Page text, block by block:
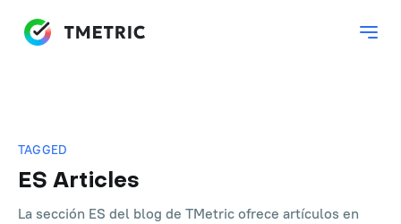
TAGGED
ES Articles
La sección ES del blog de TMetric ofrece artículos en